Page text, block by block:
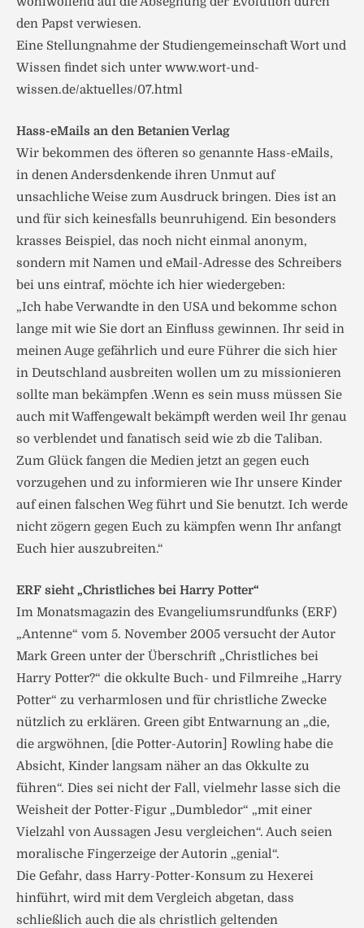
den Papst verwiesen.
Eine Stellungnahme der Studiengemeinschaft Wort und
Wissen findet sich unter www.wort-und-
wissen.de/aktuelles/07.html
Hass-eMails an den Betanien Verlag
Wir bekommen des öfteren so genannte Hass-eMails,
in denen Andersdenkende ihren Unmut auf
unsachliche Weise zum Ausdruck bringen. Dies ist an
und für sich keinesfalls beunruhigend. Ein besonders
krasses Beispiel, das noch nicht einmal anonym,
sondern mit Namen und eMail-Adresse des Schreibers
bei uns eintraf, möchte ich hier wiedergeben:
„Ich habe Verwandte in den USA und bekomme schon
lange mit wie Sie dort an Einfluss gewinnen. Ihr seid in
meinen Auge gefährlich und eure Führer die sich hier
in Deutschland ausbreiten wollen um zu missionieren
sollte man bekämpfen .Wenn es sein muss müssen Sie
auch mit Waffengewalt bekämpft werden weil Ihr genau
so verblendet und fanatisch seid wie zb die Taliban.
Zum Glück fangen die Medien jetzt an gegen euch
vorzugehen und zu informieren wie Ihr unsere Kinder
auf einen falschen Weg führt und Sie benutzt. Ich werde
nicht zögern gegen Euch zu kämpfen wenn Ihr anfangt
Euch hier auszubreiten.“
ERF sieht „Christliches bei Harry Potter“
Im Monatsmagazin des Evangeliumsrundfunks (ERF)
„Antenne“ vom 5. November 2005 versucht der Autor
Mark Green unter der Überschrift „Christliches bei
Harry Potter?“ die okkulte Buch- und Filmreihe „Harry
Potter“ zu verharmlosen und für christliche Zwecke
nützlich zu erklären. Green gibt Entwarnung an „die,
die argwöhnen, [die Potter-Autorin] Rowling habe die
Absicht, Kinder langsam näher an das Okkulte zu
führen“. Dies sei nicht der Fall, vielmehr lasse sich die
Weisheit der Potter-Figur „Dumbledor“ „mit einer
Vielzahl von Aussagen Jesu vergleichen“. Auch seien
moralische Fingerzeige der Autorin „genial“.
Die Gefahr, dass Harry-Potter-Konsum zu Hexerei
hinführt, wird mit dem Vergleich abgetan, dass
schließlich auch die als christlich geltenden